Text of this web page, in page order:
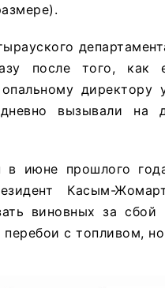
после того, как
директору
вызывали на
июне прошлого
Касым-
виновных за
с топливом,